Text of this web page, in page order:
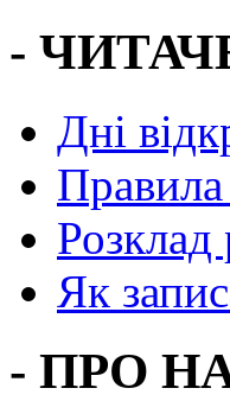
-
Дні
Правила
Розклад
Як
- ПРО